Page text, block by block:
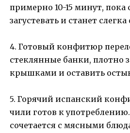
примерно 10-15 минут, пока
загустевать и станет
4. Готовый конфитюр
стеклянные банки, плотно
крышками и оставить
5. Горячий испанский
чили готов к
сочетается с мясными